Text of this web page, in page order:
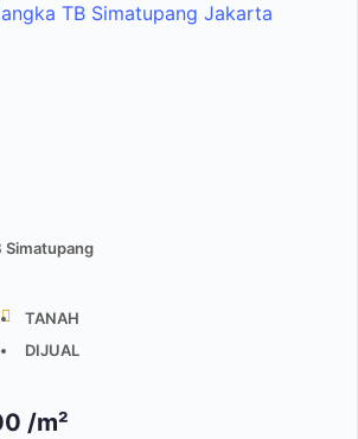
TB Simatupang Jakarta
Simatupang
TANAH
DIJUAL
/m²